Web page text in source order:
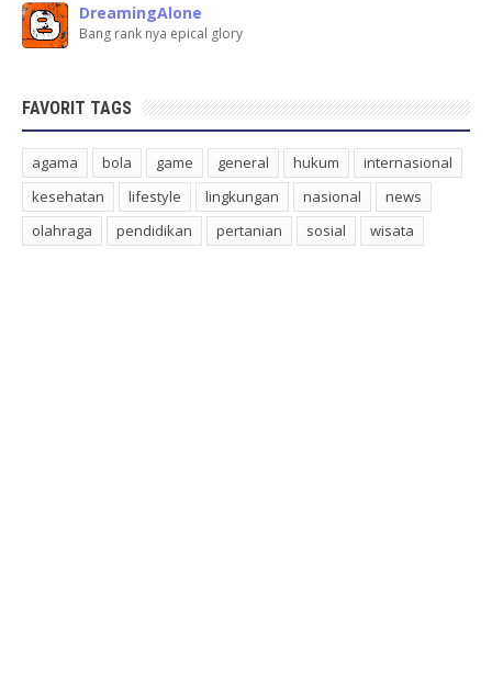
DreamingAlone
Bang rank nya epical glory
FAVORIT TAGS
agama bola game general hukum
internasional
kesehatan
lifestyle lingkungan nasional
news
olahraga
pendidikan pertanian sosial wisata